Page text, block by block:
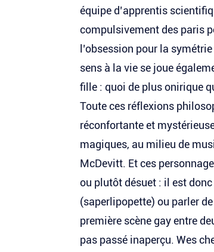
équipe d’apprentis
compulsivement des paris
l’obsession pour la
sens à la vie se joue
fille : quoi de plus onirique
Toute ces réflexions
réconfortante et
magiques, au milieu de
McDevitt. Et ces
ou plutôt désuet : il est
(saperlipopette) ou parler
première scène gay entre
pas passé inaperçu. Wes